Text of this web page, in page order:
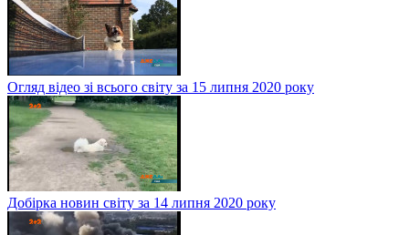
Огляд відео зі всього світу за 15 липня 2020 року
Добірка новин світу за 14 липня 2020 року